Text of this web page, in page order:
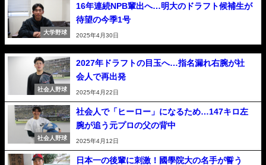
大学野球
16年連続NPB輩出へ…明大のドラフト候補生が
待望の今季1号
2025年4月30日
社会人野球
2027年ドラフトの目玉へ…指名漏れ右腕が社
会人で再出発
2025年4月22日
社会人野球
社会人で「ヒーロー」になるため…147キロ左
腕が追う元プロの父の背中
2025年4月12日
日本一の後輩に刺激！國學院大の名手が誓う